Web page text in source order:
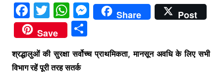
F
a
c
e
T
w
itt
er
W
h
at
s
M
e
s
Share
Post
Save
S
ar
श्रद्धालुओं की सुरक्षा सर्वोच्च प्राथमिकता, मानसून अवधि के लिए सभी
विभाग रहें पूरी तरह सतर्क